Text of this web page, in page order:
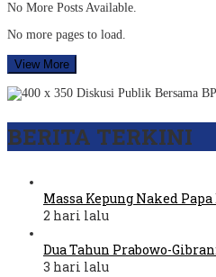
No More Posts Available.
No more pages to load.
View More
BERITA TERKINI
Massa Kepung Naked
2 hari lalu
Dua Tahun Prabowo-
3 hari lalu